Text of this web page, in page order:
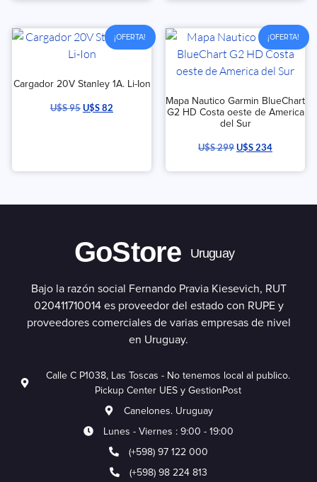
¡OFERTA!
Cargador 20V Stanley 1A. Li-Ion
U$S95U$S82
¡OFERTA!
Mapa Nautico Garmin BlueChart
G2 HD Costa oeste de America
del Sur
U$S299U$S234
GoStore Uruguay
Bajo la razón social Fernando Pravia Kiesevich, RUT
020411710014 es proveedor del estado con RUPE y
proveedores comerciales de varias empresas de nivel
en Uruguay.
Calle C P1038, Las Toscas - No tenemos local al publico.
Pickup Center UES y GestionPost
Canelones. Uruguay
Lunes - Viernes : 9:00 - 19:00
(+598) 97 122 000
(+598) 98 224 813